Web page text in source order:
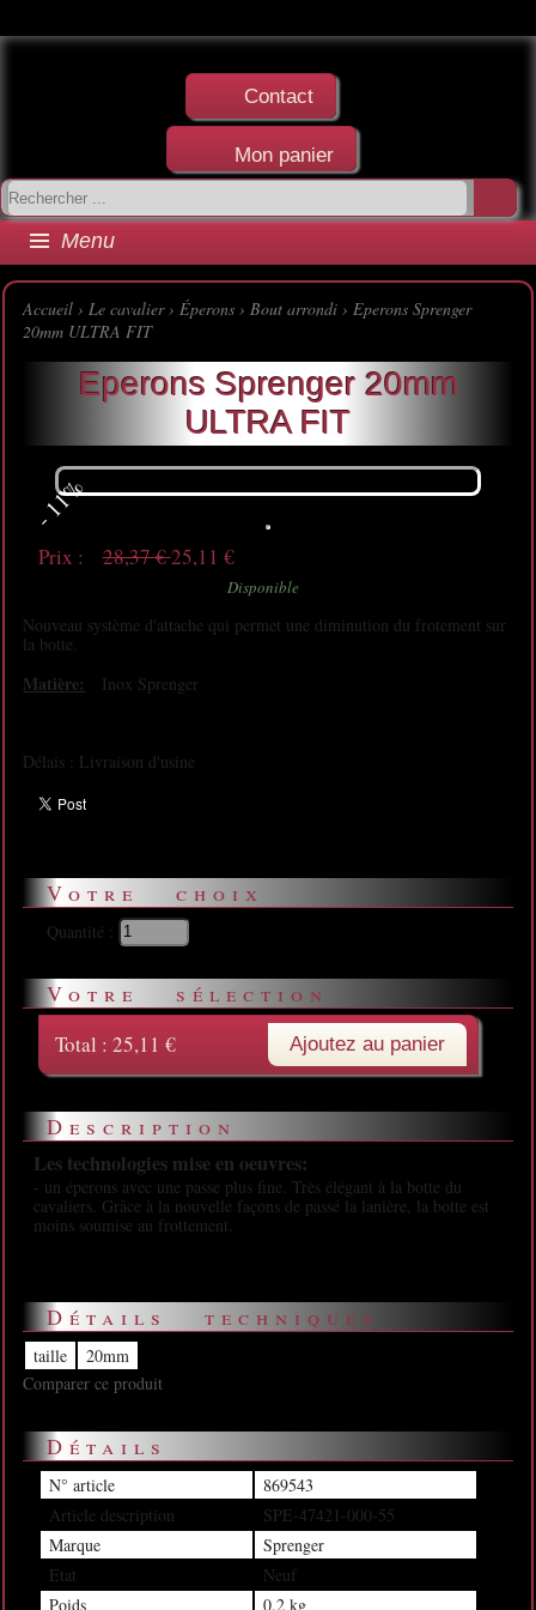
Contact
Mon panier
Menu
Accueil ›Le cavalier›Éperons ›Bout arrondi › Eperons Sprenger
20mm ULTRA FIT
Eperons Sprenger 20mm
ULTRA FIT
- 11%
Prix : 28,37 €25,11 €
Disponible
Nouveau système d'attache qui permet une diminution du frotement sur
la botte.
Matière: Inox Sprenger
Délais : Livraison d'usine
Votre choix
Quantité :
Votre sélection
Total : 25,11 € Ajoutez au panier
Description
Les technologies mise en oeuvres:
- un éperons avec une passe plus fine. Très élégant à la botte du
cavaliers. Grâce à la nouvelle façons de passé la lanière, la botte est
moins soumise au frottement.
Détails techniques
taille
20mm
Comparer ce produit
Détails
N° article
869543
Article description
SPE-47421-000-55
Marque
Sprenger
Etat
Neuf
Poids
0.2 kg